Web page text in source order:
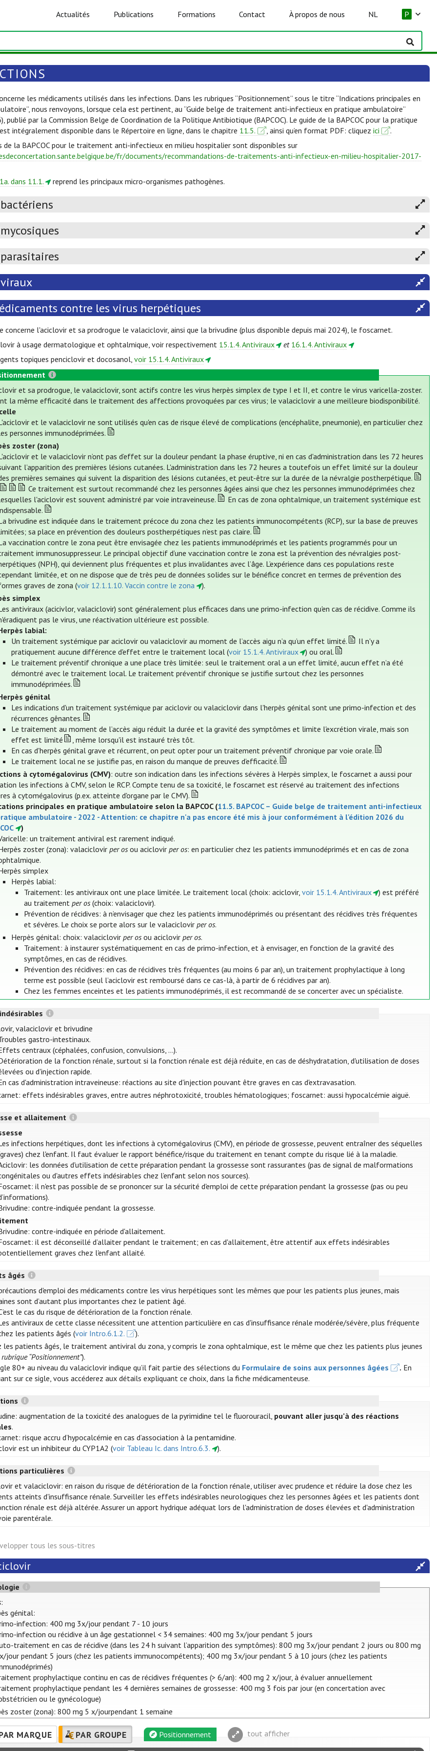
Actualités Publications Formations Contact À propos de nous NL P
les médicaments utilisés dans les infections. Dans les rubriques “Positionnement” sous le titre “Indications principales en
nous renvoyons, lorsque cela est pertinent, au “Guide belge de traitement anti-infectieux en pratique ambulatoire”
publié par la Commission Belge de Coordination de la Politique Antibiotique (BAPCOC). Le guide de la BAPCOC pour la pratique
intégralement disponible dans le Répertoire en ligne, dans le chapitre 11.5. , ainsi qu’en format PDF: cliquez ici
.
de la BAPCOC pour le traitement anti-infectieux en milieu hospitalier sont disponibles sur
fr/documents/recommandations-de-traitements-anti-infectieux-en-milieu-hospitalier-2017-
dans 11.1. reprend les principaux micro-organismes pathogènes.
contre les virus herpétiques
concerne l'aciclovir et sa prodrogue le valaciclovir, ainsi que la brivudine (plus disponible depuis mai 2024), le foscarnet.
à usage dermatologique et ophtalmique, voir respectivement 15.1.4. Antiviraux et 16.1.4. Antiviraux
topiques penciclovir et docosanol, voir 15.1.4. Antiviraux
et sa prodrogue, le valaciclovir, sont actifs contre les virus herpès simplex de type I et II, et contre le virus varicella-zoster.
la même efficacité dans le traitement des affections provoquées par ces virus; le valaciclovir a une meilleure biodisponibilité.
et le valaciclovir ne sont utilisés qu'en cas de risque élevé de complications (encéphalite, pneumonie), en particulier chez
personnes immunodéprimées.
zoster (zona)
et le valaciclovir n’ont pas d’effet sur la douleur pendant la phase éruptive, ni en cas d'administration dans les 72 heures
l’apparition des premières lésions cutanées. L'administration dans les 72 heures a toutefois un effet limité sur la douleur
premières semaines qui suivent la disparition des lésions cutanées, et peut-être sur la durée de la névralgie postherpétique.
Ce traitement est surtout recommandé chez les personnes âgées ainsi que chez les personnes immunodéprimées chez
l'aciclovir est souvent administré par voie intraveineuse.
En cas de zona ophtalmique, un traitement systémique est
brivudine est indiquée dans le traitement précoce du zona chez les patients immunocompétents (RCP), sur la base de preuves
sa place en prévention des douleurs postherpétiques n’est pas claire.
vaccination contre le zona peut être envisagée chez les patients immunodéprimés et les patients programmés pour un
immunosuppresseur. Le principal objectif d’une vaccination contre le zona est la prévention des névralgies post-
(NPH), qui deviennent plus fréquentes et plus invalidantes avec l’âge. L’expérience dans ces populations reste
limitée, et on ne dispose que de très peu de données solides sur le bénéfice concret en termes de prévention des
graves de zona (voir 12.1.1.10. Vaccin contre le zona
).
simplex
antiviraux (acicivlor, valaciclovir) sont généralement plus efficaces dans une primo-infection qu'en cas de récidive. Comme ils
pas le virus, une réactivation ultérieure est possible.
labial:
Un traitement systémique par aciclovir ou valaciclovir au moment de l’accès aigu n’a qu’un effet limité.
Il n'y a
pratiquement aucune différence d'effet entre le traitement local (voir 15.1.4. Antiviraux
) ou oral.
Le traitement préventif chronique a une place très limitée: seul le traitement oral a un effet limité, aucun effet n’a été
démontré avec le traitement local. Le traitement préventif chronique se justifie surtout chez les personnes
immunodéprimées.
génital
Les indications d'un traitement systémique par aciclovir ou valaciclovir dans l'herpès génital sont une primo-infection et des
récurrences gênantes.
Le traitement au moment de l’accès aigu réduit la durée et la gravité des symptômes et limite l'excrétion virale, mais son
effet est limité
, même lorsqu'il est instauré très tôt.
En cas d'herpès génital grave et récurrent, on peut opter pour un traitement préventif chronique par voie orale.
Le traitement local ne se justifie pas, en raison du manque de preuves d’efficacité.
à cytomégalovirus (CMV): outre son indication dans les infections sévères à Herpès simplex, le foscarnet a aussi pour
les infections à CMV, selon le RCP. Compte tenu de sa toxicité, le foscarnet est réservé au traitement des infections
à cytomégalovirus (p.ex. atteinte d'organe par le CMV).
principales en pratique ambulatoire selon la BAPCOC (11.5. BAPCOC – Guide belge de traitement anti-infectieux
ambulatoire - 2022 - Attention: ce chapitre n'a pas encore été mis à jour conformément à l'édition 2026 du
)
un traitement antiviral est rarement indiqué.
zoster (zona): valaciclovirper os ou aciclovirper os: en particulier chez les patients immunodéprimés et en cas de zona
simplex
Herpès labial:
Traitement: les antiviraux ont une place limitée. Le traitement local (choix: aciclovir, voir 15.1.4. Antiviraux
) est préféré
au traitement per os(choix: valaciclovir).
Prévention de récidives: à n’envisager que chez les patients immunodéprimés ou présentant des récidives très fréquentes
et sévères. Le choix se porte alors sur le valaciclovir per os.
Herpès génital: choix: valaciclovir per osou aciclovir per os.
Traitement: à instaurer systématiquement en cas de primo-infection, et à envisager, en fonction de la gravité des
symptômes, en cas de récidives.
Prévention des récidives: en cas de récidives très fréquentes (au moins 6 par an), un traitement prophylactique à long
terme est possible (seul l’aciclovir est remboursé dans ce cas-là, à partir de 6 récidives par an).
Chez les femmes enceintes et les patients immunodéprimés, il est recommandé de se concerter avec un spécialiste.
valaciclovir et brivudine
gastro-intestinaux.
centraux (céphalées, confusion, convulsions, ...).
de la fonction rénale, surtout si la fonction rénale est déjà réduite, en cas de déshydratation, d'utilisation de doses
ou d'injection rapide.
cas d'administration intraveineuse: réactions au site d'injection pouvant être graves en cas d'extravasation.
effets indésirables graves, entre autres néphrotoxicité, troubles hématologiques; foscarnet: aussi hypocalcémie aiguë.
et allaitement
infections herpétiques, dont les infections à cytomégalovirus (CMV), en période de grossesse, peuvent entraîner des séquelles
chez l'enfant. Il faut évaluer le rapport bénéfice/risque du traitement en tenant compte du risque lié à la maladie.
les données d'utilisation de cette préparation pendant la grossesse sont rassurantes (pas de signal de malformations
ou d'autres effets indésirables chez l’enfant selon nos sources).
il n'est pas possible de se prononcer sur la sécurité d'emploi de cette préparation pendant la grossesse (pas ou peu
contre-indiquée pendant la grossesse.
contre-indiquée en période d'allaitement.
il est déconseillé d’allaiter pendant le traitement; en cas d'allaitement, être attentif aux effets indésirables
graves chez l'enfant allaité.
âgés
d'emploi des médicaments contre les virus herpétiques sont les mêmes que pour les patients plus jeunes, mais
sont d’autant plus importantes chez le patient âgé.
le cas du risque de détérioration de la fonction rénale.
antiviraux de cette classe nécessitent une attention particulière en cas d'insuffisance rénale modérée/sévère, plus fréquente
les patients âgés (voir Intro.6.1.2.
).
les patients âgés, le traitement antiviral du zona, y compris le zona ophtalmique, est le même que chez les patients plus jeunes
rubrique “Positionnement”).
80+ au niveau du valaciclovir indique qu’il fait partie des sélections du Formulaire de soins aux personnes âgées . En
sur ce sigle, vous accéderez aux détails expliquant ce choix, dans la fiche médicamenteuse.
augmentation de la toxicité des analogues de la pyrimidine tel le fluorouracil, pouvant aller jusqu’à des réactions
.
risque accru d’hypocalcémie en cas d’association à la pentamidine.
est un inhibiteur du CYP1A2 (voir Tableau Ic. dans Intro.6.3. ).
particulières
et valaciclovir: en raison du risque de détérioration de la fonction rénale, utiliser avec prudence et réduire la dose chez les
atteints d'insuffisance rénale. Surveiller les effets indésirables neurologiques chez les personnes âgées et les patients dont
rénale est déjà altérée. Assurer un apport hydrique adéquat lors de l'administration de doses élevées et d'administration
parentérale.
tous les sous-titres
:
génital:
infection: 400 mg 3x/jour pendant 7 - 10 jours
infection ou récidive à un âge gestationnel < 34 semaines: 400 mg 3x/jour pendant 5 jours
traitement en cas de récidive (dans les 24 h suivant l’apparition des symptômes): 800 mg 3x/jour pendant 2 jours ou 800 mg
jour pendant 5 jours (chez les patients immunocompétents); 400 mg 3x/jour pendant 5 à 10 jours (chez les patients
prophylactique continu en cas de récidives fréquentes (> 6/an): 400 mg 2 x/jour, à évaluer annuellement
prophylactique pendant les 4 dernières semaines de grossesse: 400 mg 3 fois par jour (en concertation avec
ou le gynécologue)
zoster (zona): 800 mg 5 x/jourpendant 1 semaine
MARQUE PAR GROUPE Positionnement tout afficher